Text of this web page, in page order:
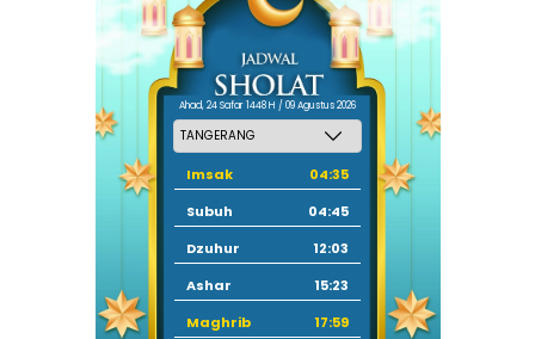
Ahad, 24 Safar 1448 H / 09 Agustus 2026
Imsak
04:35
Subuh
04:45
Dzuhur
12:03
Ashar
15:23
Maghrib
17:59